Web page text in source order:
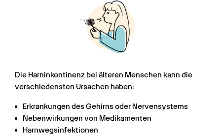
Die Harninkontinenz bei älteren Menschen kann die
verschiedensten Ursachen haben:
Erkrankungen des Gehirns oder Nervensystems
Nebenwirkungen von Medikamenten
Harnwegsinfektionen